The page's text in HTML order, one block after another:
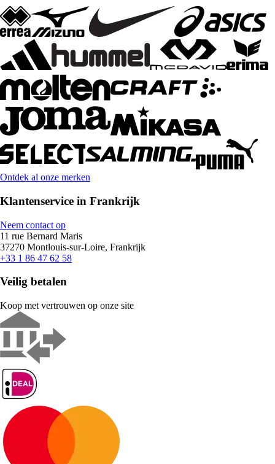
Ontdek al onze merken
Klantenservice in Frankrijk
Neem contact op
11 rue Bernard Maris
37270 Montlouis-sur-Loire, Frankrijk
+33 1 86 47 62 58
Veilig betalen
Koop met vertrouwen op onze site